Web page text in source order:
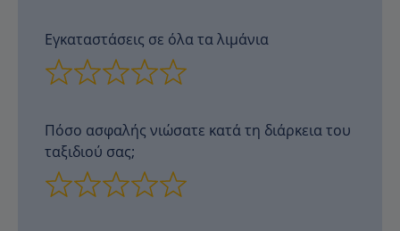
Εγκαταστάσεις σε όλα τα λιμάνια
Πόσο ασφαλής νιώσατε κατά τη διάρκεια του
ταξιδιού σας;